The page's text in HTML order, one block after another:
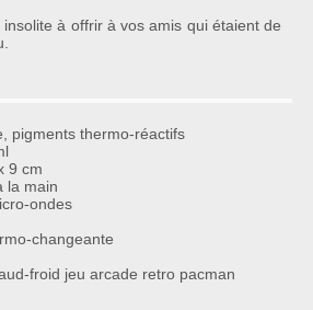
à offrir à vos amis qui étaient de
pigments thermo-réactifs
9 cm
la main
ondes
changeante
froid jeu arcade retro pacman